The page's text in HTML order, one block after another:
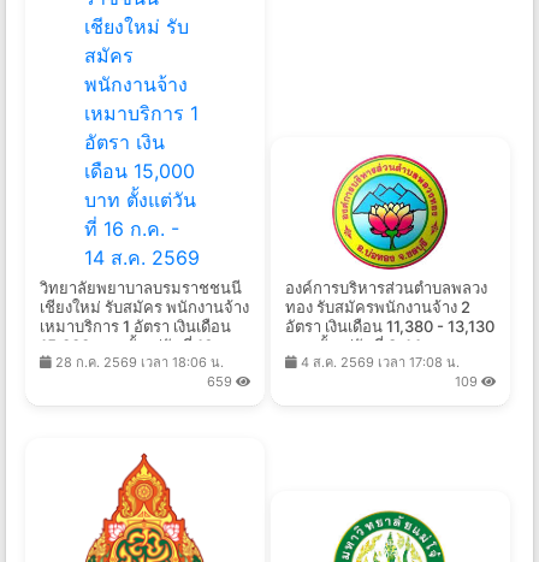
วิทยาลัยพยาบาลบรมราชชนนี
เชียงใหม่ รับสมัคร พนักงานจ้าง
เหมาบริการ 1 อัตรา เงินเดือน
15,000 บาท ตั้งแต่วันที่ 16 ก.ค.
- 14 ส.ค. 2569
28 ก.ค. 2569 เวลา 18:06 น.
659
องค์การบริหารส่วนตำบลพลวง
ทอง รับสมัครพนักงานจ้าง 2
อัตรา เงินเดือน 11,380 - 13,130
บาท ตั้งแต่วันที่ 3-14 ส.ค.
2569
4 ส.ค. 2569 เวลา 17:08 น.
109